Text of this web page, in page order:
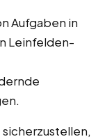
Aufgaben in
Leinfelden-